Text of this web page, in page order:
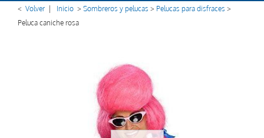
< Volver Inicio >Sombreros y pelucas > Pelucas para disfraces >
Peluca caniche rosa